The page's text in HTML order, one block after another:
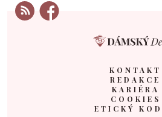
KONTAKT
REDAKCE
KARIÉRA
COOKIES
ETICKÝ